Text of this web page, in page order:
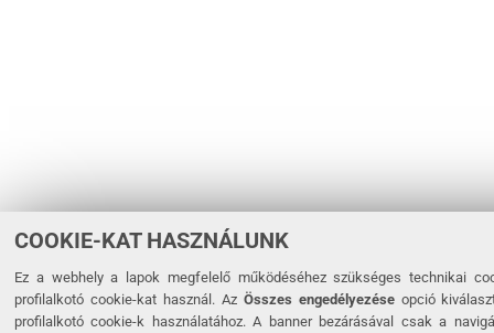
COOKIE-KAT HASZNÁLUNK
Ez a webhely a lapok megfelelő működéséhez szükséges technikai
profilalkotó cookie-kat használ. Az Összes engedélyezéseopció
profilalkotó cookie-k használatához. A banner bezárásával csak a